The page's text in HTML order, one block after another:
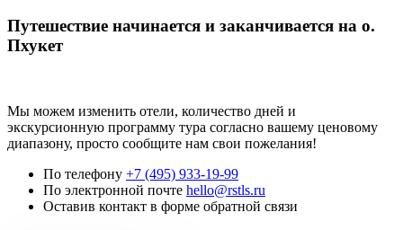
Путешествие начинается и заканчивается на о.
Пхукет
Мы можем изменить отели, количество дней и
экскурсионную программу тура согласно вашему ценовому
диапазону, просто сообщите нам свои пожелания!
По телефону +7 (495) 933-19-99
По электронной почте hello@rstls.ru
Оставив контакт в форме обратной связи